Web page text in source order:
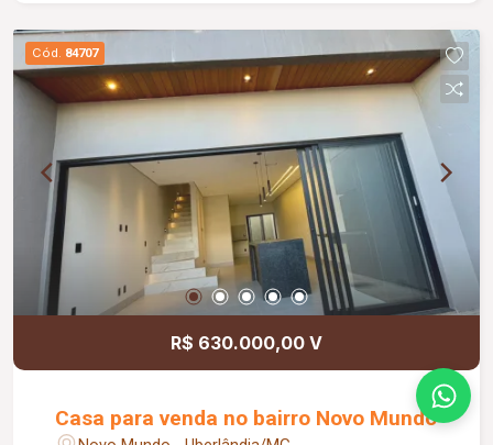
e empresas. Dispõe ainda de 04 banheiros,
ampla cozinha, depósito, despensa, área de
serviço coberta e separada, além de uma
espaçosa área externa, proporcionando
funcionalidade e conforto para colaboradores e
clientes. Com aproximadamente 291,00 m² de
área construída em um terreno de 476,00 m²,
este é o espaço ideal para quem busca
visibilidade, praticidade e excelente localização
para o seu negócio. Agende sua visita e conheça
o potencial deste imóvel para a sua empresa!
Cód. 84707
R$ 630.000,00 V
Casa para venda no bairro Novo Mundo